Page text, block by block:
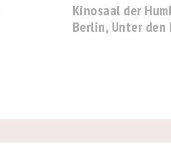
Kinosaal der
Berlin, Unter den